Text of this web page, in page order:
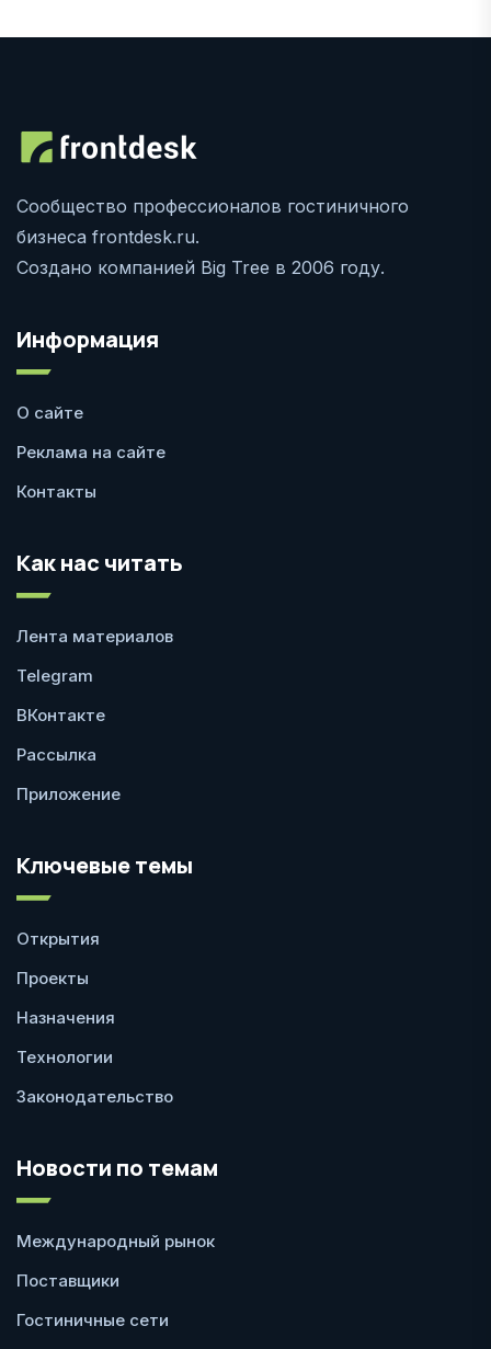
Сообщество профессионалов гостиничного
бизнеса frontdesk.ru.
Создано компанией Big Tree в 2006 году.
Информация
О сайте
Реклама на сайте
Контакты
Как нас читать
Лента материалов
Telegram
ВКонтакте
Рассылка
Приложение
Ключевые темы
Открытия
Проекты
Назначения
Технологии
Законодательство
Новости по темам
Международный рынок
Поставщики
Гостиничные сети